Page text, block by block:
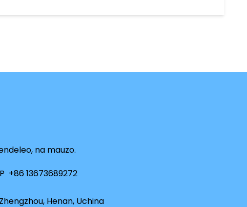
na mauzo.
+86 13673689272
Henan, Uchina